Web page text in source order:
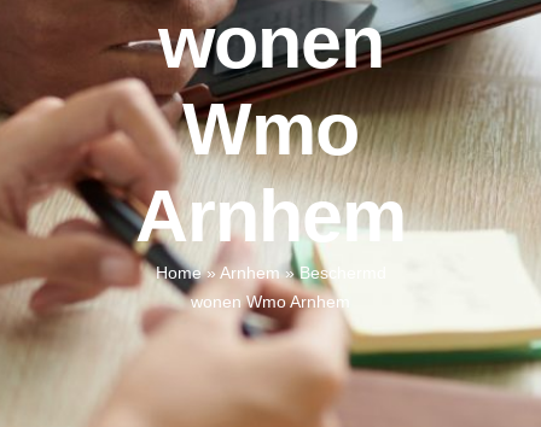
wonen
Wmo
Arnhem
Home» Arnhem »Beschermd
wonen Wmo Arnhem